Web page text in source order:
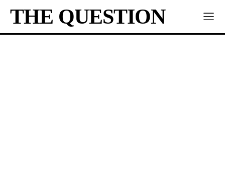
THE QUESTION